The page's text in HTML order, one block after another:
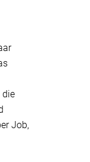
die
Job,